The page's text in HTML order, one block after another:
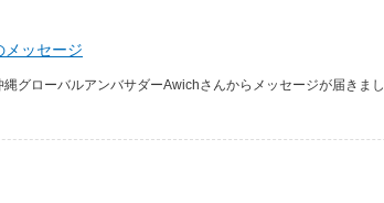
メッセージ
グローバルアンバサダーAwichさんからメッセージが届きまし